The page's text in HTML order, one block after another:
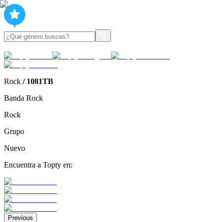
Rock / 1081TB
Banda Rock
Rock
Grupo
Nuevo
Encuentra a Topty en:
Previous